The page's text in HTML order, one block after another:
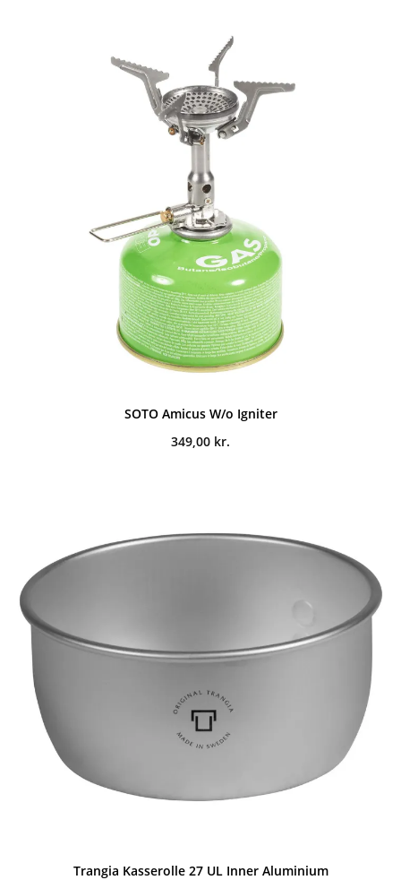
SOTO Amicus W/o Igniter
349,00 kr.
Trangia Kasserolle 27 UL Inner Aluminium